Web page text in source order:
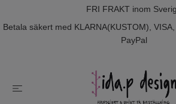
FRI FRAKT inom
Betala säkert med KLARNA(KUSTOM),
PayPal